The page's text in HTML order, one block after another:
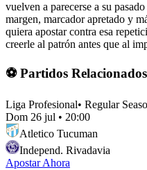
vuelven a parecerse a su
margen, marcador apretado y
quiera apostar contra esa
creerle al patrón antes que al
⚽ Partidos Relacionados
Liga Profesional• Regular
Dom 26 jul • 20:00
Atletico Tucuman
Independ. Rivadavia
Apostar Ahora